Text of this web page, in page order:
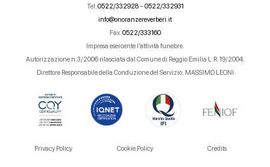
Tel. 0522/332928–0522/332931
info@onoranzereverberi.it
Fax. 0522/333160
Impresa esercente l’attività funebre.
Autorizzazione n.3/2006 rilasciata dal Comune di Reggio Emilia L.R. 19/2004.
Direttore Responsabile della Conduzione del Servizio: MASSIMO LEONI
Privacy Policy Cookie Policy Credits